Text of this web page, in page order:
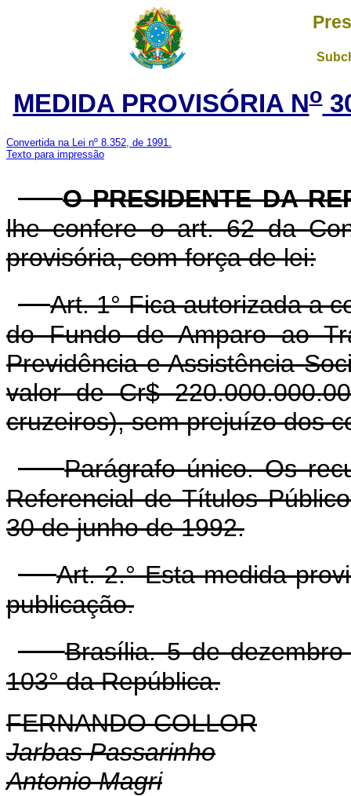
MEDIDA PROVISÓRIA No
Convertida na Lei nº 8.352, de 1991.
Texto para impressão
O PRESIDENTE DA
lhe confere o art. 62 da
provisória, com força de lei:
Art. 1° Fica autorizada a
do Fundo de Amparo ao
Previdência e Assistência
valor de Cr$
cruzeiros), sem prejuízo dos
Parágrafo único. Os
Referencial de Títulos
30 de junho de 1992.
Art. 2.° Esta medida
publicação.
Brasília. 5 de
103° da República.
FERNANDO COLLOR
Jarbas Passarinho
Antonio Magri